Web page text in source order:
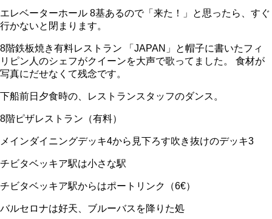
エレベーターホール 8基あるので「来た！」と思ったら、すぐ
行かないと閉まります。
8階鉄板焼き有料レストラン 「JAPAN」と帽子に書いたフィ
リピン人のシェフがクイーンを大声で歌ってました。 食材が
写真にだせなくて残念です。
下船前日夕食時の、レストランスタッフのダンス。
8階ピザレストラン（有料）
メインダイニングデッキ4から見下ろす吹き抜けのデッキ3
チビタベッキア駅は小さな駅
チビタベッキア駅からはポートリンク（6€）
バルセロナは好天、ブルーバスを降りた処